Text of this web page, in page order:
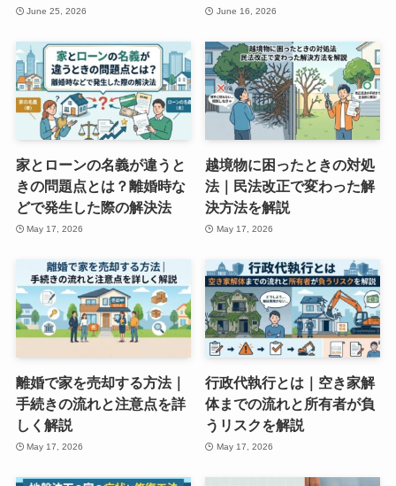
June 25, 2026 June 16, 2026
家とローンの名義が違うと
きの問題点とは？離婚時な
どで発生した際の解決法
May 17, 2026
越境物に困ったときの対処
法｜民法改正で変わった解
決方法を解説
May 17, 2026
離婚で家を売却する方法｜
手続きの流れと注意点を詳
しく解説
May 17, 2026
行政代執行とは｜空き家解
体までの流れと所有者が負
うリスクを解説
May 17, 2026